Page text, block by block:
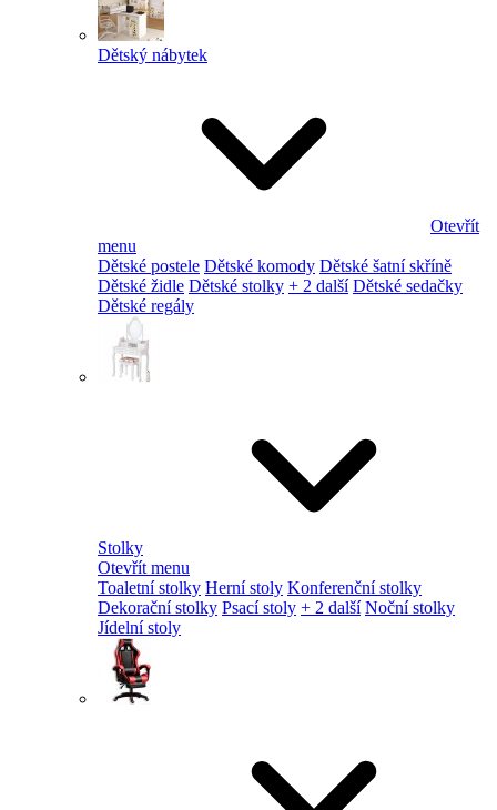
Dětský nábytek
Otevřít
menu
Dětské postele Dětské komody Dětské šatní skříně
Dětské židle Dětské stolky + 2 další Dětské sedačky
Dětské regály
Stolky
Otevřít menu
Toaletní stolky Herní stoly Konferenční stolky
Dekorační stolky Psací stoly + 2 další Noční stolky
Jídelní stoly